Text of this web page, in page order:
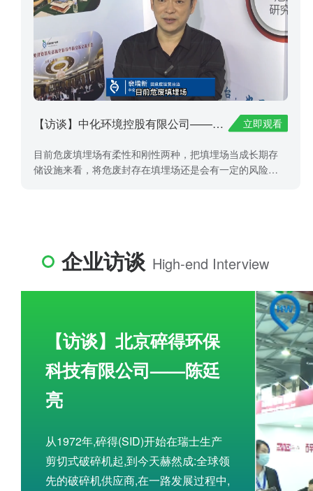
【访谈】中化环境控股有限公司——裴增新 立即观看
目前危废填埋场有柔性和刚性两种，把填埋场当成长期存
储设施来看，将危废封存在填埋场还是会有一定的风险。
企业访谈 High-end Interview
【访谈】北京碎得环保
科技有限公司——陈廷
亮
从1972年,碎得(SID)开始在瑞士生产
剪切式破碎机起,到今天赫然成:全球领
先的破碎机供应商,在一路发展过程中,